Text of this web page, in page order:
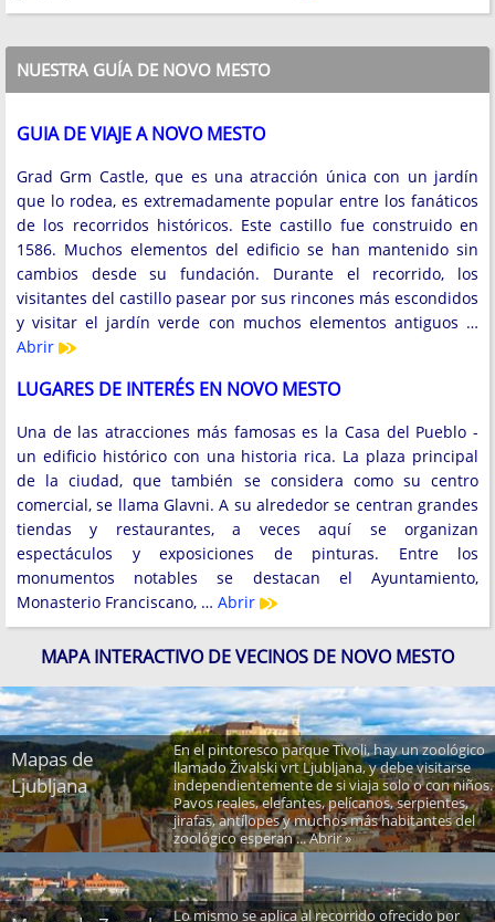
NUESTRA GUÍA DE NOVO MESTO
GUIA DE VIAJE A NOVO MESTO
Grad Grm Castle, que es una atracción única con un jardín
que lo rodea, es extremadamente popular entre los fanáticos
de los recorridos históricos. Este castillo fue construido en
1586. Muchos elementos del edificio se han mantenido sin
cambios desde su fundación. Durante el recorrido, los
visitantes del castillo pasear por sus rincones más escondidos
y visitar el jardín verde con muchos elementos antiguos …
Abrir
LUGARES DE INTERÉS EN NOVO MESTO
Una de las atracciones más famosas es la Casa del Pueblo -
un edificio histórico con una historia rica. La plaza principal
de la ciudad, que también se considera como su centro
comercial, se llama Glavni. A su alrededor se centran grandes
tiendas y restaurantes, a veces aquí se organizan
espectáculos y exposiciones de pinturas. Entre los
monumentos notables se destacan el Ayuntamiento,
Monasterio Franciscano, … Abrir
MAPA INTERACTIVO DE VECINOS DE NOVO MESTO
Mapas de
Ljubljana
En el pintoresco parque Tivoli, hay un zoológico
llamado Živalski vrt Ljubljana, y debe visitarse
independientemente de si viaja solo o con niños.
Pavos reales, elefantes, pelícanos, serpientes,
jirafas, antílopes y muchos más habitantes del
zoológico esperan ... Abrir »
Lo mismo se aplica al recorrido ofrecido por